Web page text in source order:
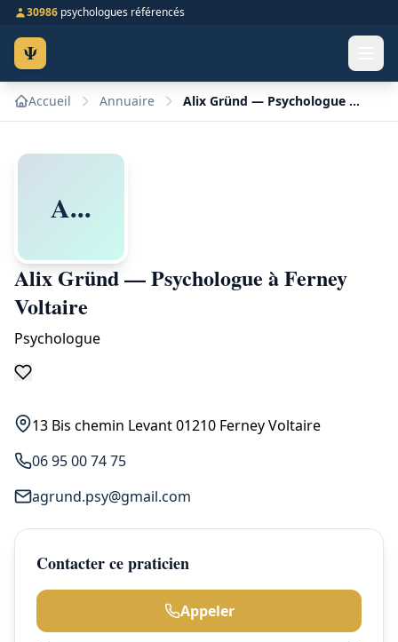
30986 psychologues référencés
Ψ
Accueil Annuaire Alix Gründ — Psychologue à Ferney Voltaire
A...
Alix Gründ — Psychologue à Ferney
Voltaire
Psychologue
13 Bis chemin Levant 01210 Ferney Voltaire
06 95 00 74 75
agrund.psy@gmail.com
Contacter ce praticien
Appeler